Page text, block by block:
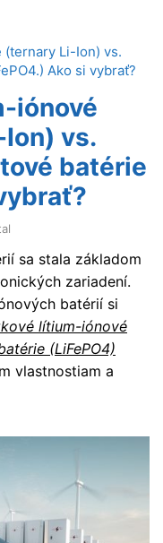
Li-Ion) vs.
Ako si vybrať?
iónové
vs.
batérie
sa stala základom
zariadení.
batérií si
lítium-iónové
(LiFePO4)
vlastnostiam a